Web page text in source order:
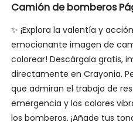
Camión de bomberos
✨ ¡Explora la valentía y
emocionante imagen de
colorear! Descárgala gratis,
directamente en Crayonia.
que admiran el trabajo de
emergencia y los colores
los bomberos. ¡Añade tus